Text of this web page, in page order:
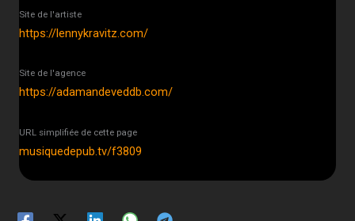
Site de l'artiste
https://lennykravitz.com/
Site de l'agence
https://adamandeveddb.com/
URL simplifiée de cette page
musiquedepub.tv/f3809